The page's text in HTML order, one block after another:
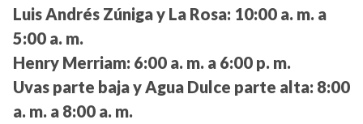
Luis Andrés Zúniga y La Rosa: 10:00 a. m. a
5:00 a. m.
Henry Merriam: 6:00 a. m. a 6:00 p. m.
Uvas parte baja y Agua Dulce parte alta: 8:00
a. m. a 8:00 a. m.